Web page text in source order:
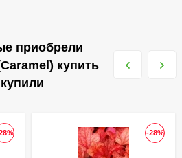
приобрели
купить
-28%